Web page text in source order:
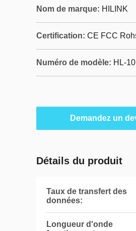
Nom de marque: HILINK
Certification: CE FCC
Numéro de modèle: HL-
Demandez un
Détails du produit
Taux de transfert des
données:
Longueur d'onde